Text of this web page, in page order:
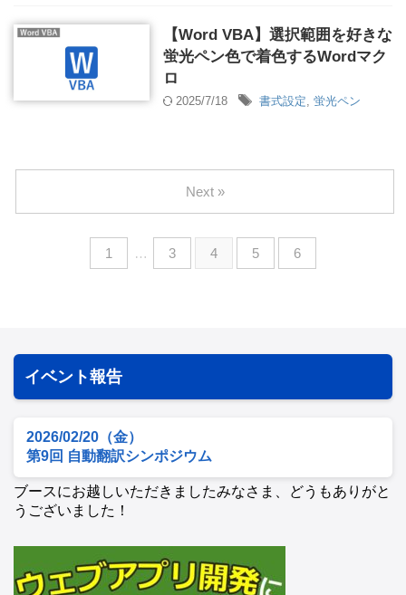
【Word VBA】選択範囲を好きな
蛍光ペン色で着色するWordマク
ロ
2025/7/18 書式設定, 蛍光ペン
1 … 3 4 5 6
Next »
イベント報告
2026/02/20（金）
第9回 自動翻訳シンポジウム
ブースにお越しいただきましたみなさま、どうもありがと
うございました！